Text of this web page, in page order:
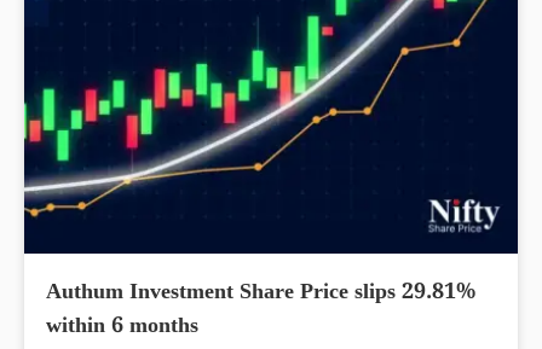
Authum Investment Share Price slips 29.81%
within 6 months